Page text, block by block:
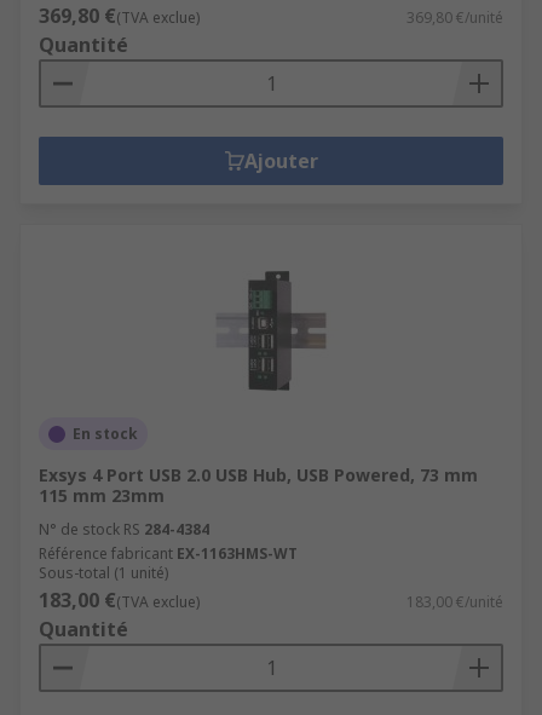
369,80 €(TVA exclue) 369,80 €/unité
Quantité
Ajouter
En stock
Exsys 4 Port USB 2.0 USB Hub, USB Powered, 73 mm
115 mm 23mm
N° de stock RS 284-4384
Référence fabricant EX-1163HMS-WT
Sous-total (1 unité)
183,00 €(TVA exclue) 183,00 €/unité
Quantité